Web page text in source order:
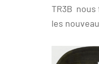
TR3B
les